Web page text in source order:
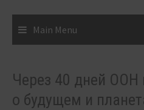
Main Menu
Через 40 дней ООН
о будущем и